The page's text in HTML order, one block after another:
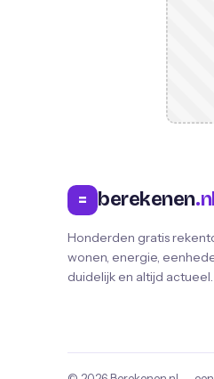
= berekenen
Honderden gratis
wonen, energie,
duidelijk en altijd actueel.